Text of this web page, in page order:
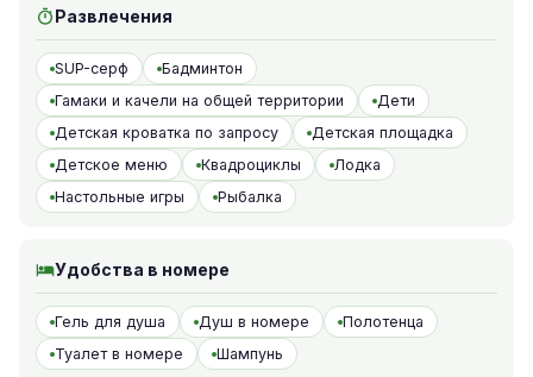
Развлечения
SUP-серф
Бадминтон
Гамаки и качели на общей территории
Дети
Детская кроватка по запросу
Детская площадка
Детское меню
Квадроциклы
Лодка
Настольные игры
Рыбалка
Удобства в номере
Гель для душа Душ в номере
Полотенца
Туалет в номере
Шампунь